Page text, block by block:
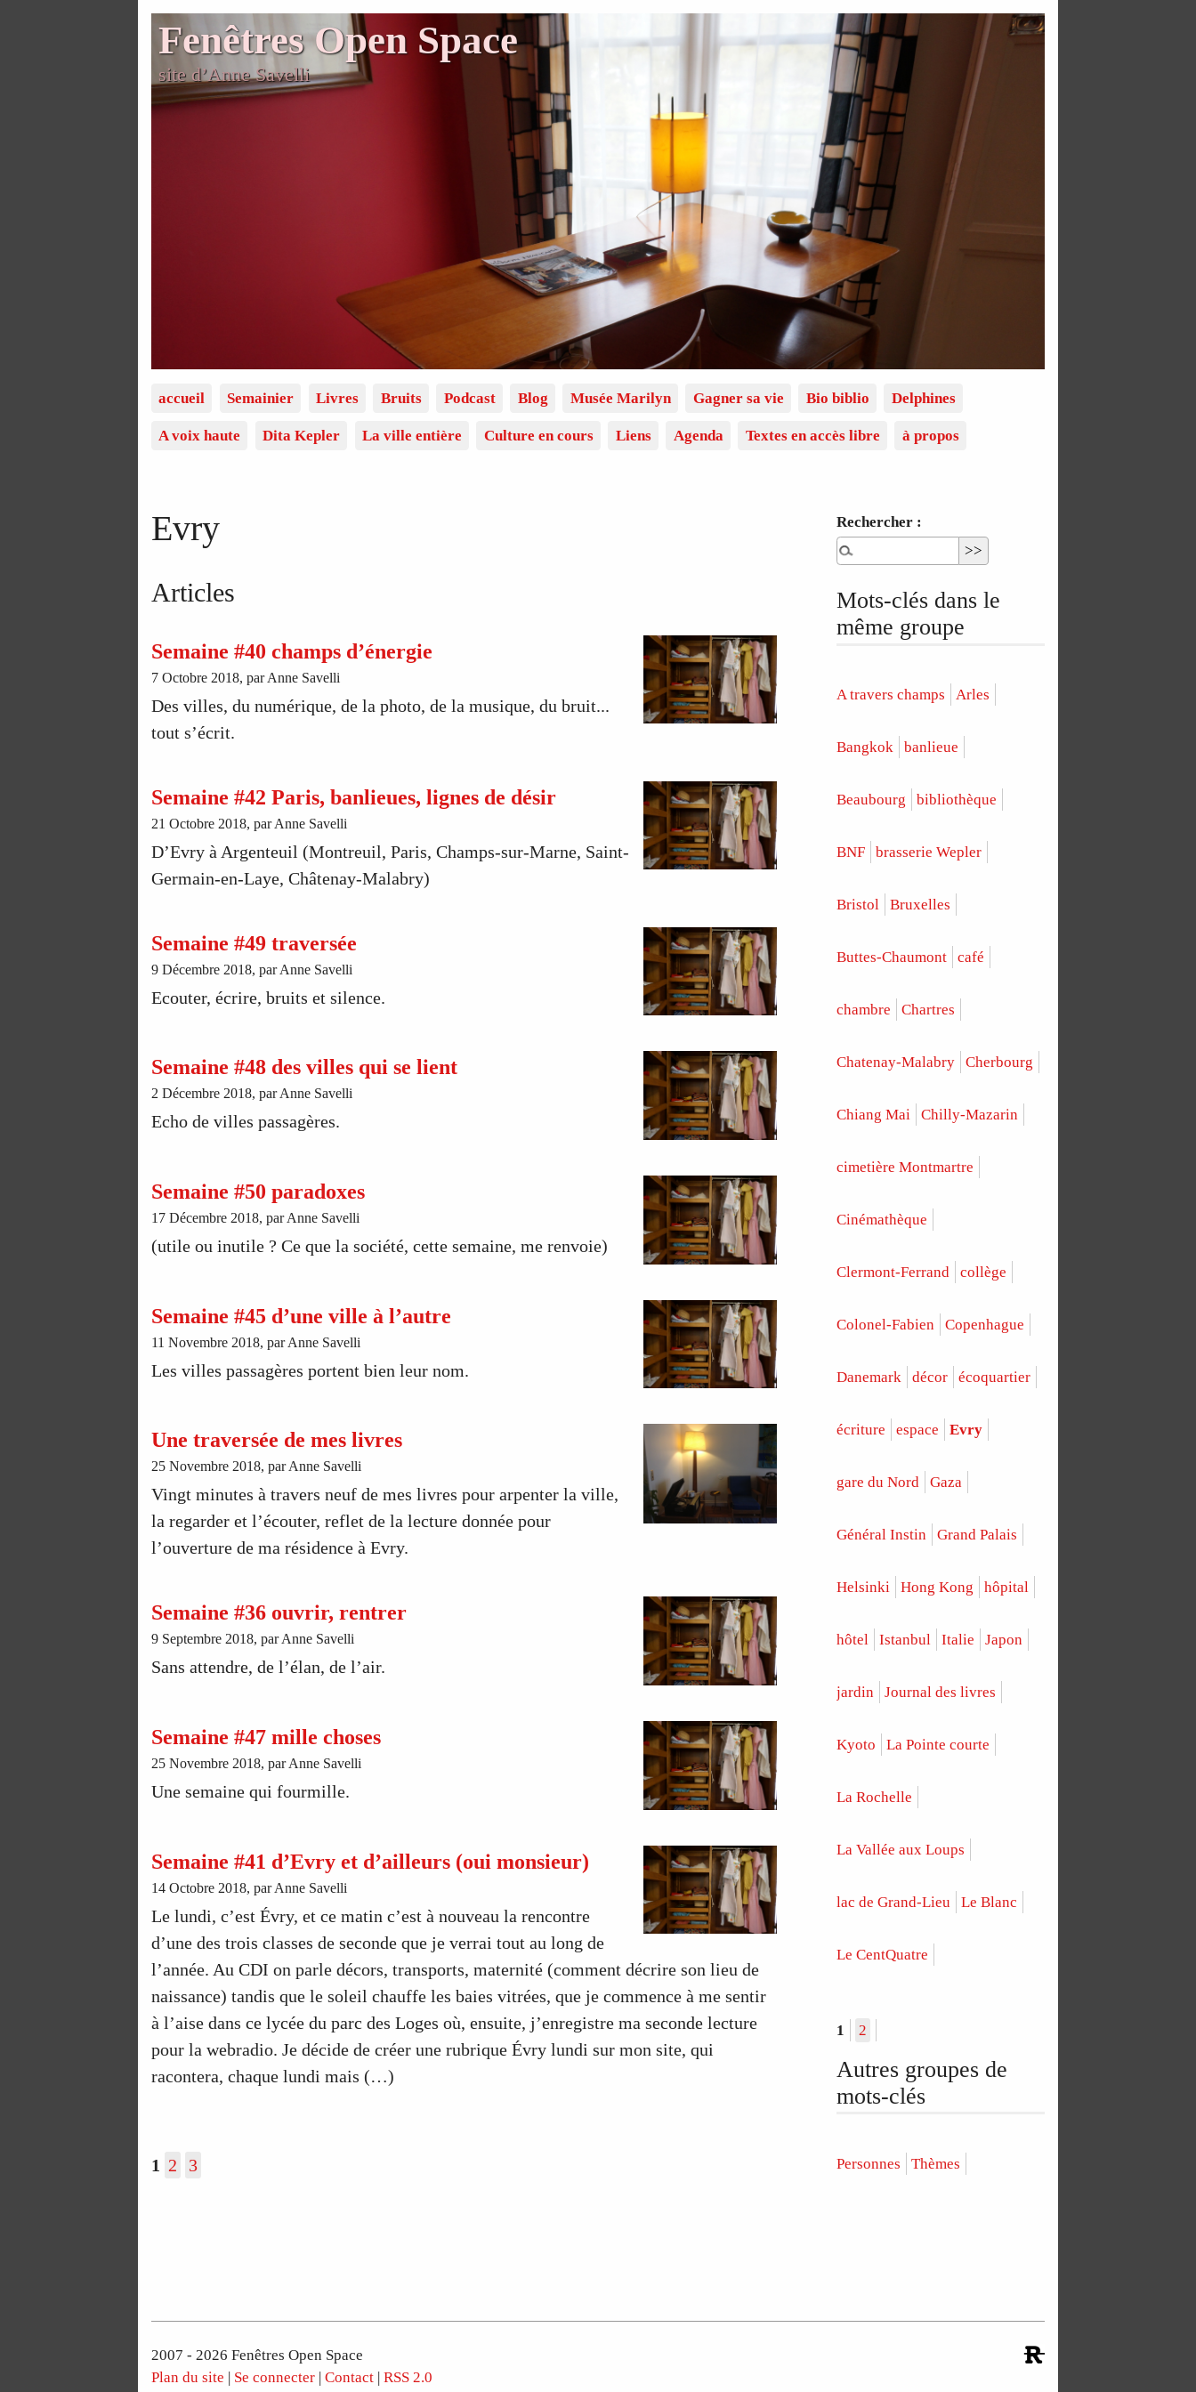
Fenêtres Open Space
site d’Anne Savelli
accueil Semainier Livres Bruits Podcast Blog Musée Marilyn Gagner sa vie Bio biblio Delphines
A voix haute Dita Kepler La ville entière Culture en cours Liens Agenda Textes en accès libre à propos
Evry
Articles
Semaine #40 champs d’énergie
7 Octobre 2018, par Anne Savelli
Des villes, du numérique, de la photo, de la musique, du bruit...
tout s’écrit.
Semaine #42 Paris, banlieues, lignes de désir
21 Octobre 2018, par Anne Savelli
D’Evry à Argenteuil (Montreuil, Paris, Champs-sur-Marne, Saint-
Germain-en-Laye, Châtenay-Malabry)
Semaine #49 traversée
9 Décembre 2018, par Anne Savelli
Ecouter, écrire, bruits et silence.
Semaine #48 des villes qui se lient
2 Décembre 2018, par Anne Savelli
Echo de villes passagères.
Semaine #50 paradoxes
17 Décembre 2018, par Anne Savelli
(utile ou inutile ? Ce que la société, cette semaine, me renvoie)
Semaine #45 d’une ville à l’autre
11 Novembre 2018, par Anne Savelli
Les villes passagères portent bien leur nom.
Une traversée de mes livres
25 Novembre 2018, par Anne Savelli
Vingt minutes à travers neuf de mes livres pour arpenter la ville,
la regarder et l’écouter, reflet de la lecture donnée pour
l’ouverture de ma résidence à Evry.
Semaine #36 ouvrir, rentrer
9 Septembre 2018, par Anne Savelli
Sans attendre, de l’élan, de l’air.
Semaine #47 mille choses
25 Novembre 2018, par Anne Savelli
Une semaine qui fourmille.
Semaine #41 d’Evry et d’ailleurs (oui monsieur)
14 Octobre 2018, par Anne Savelli
Le lundi, c’est Évry, et ce matin c’est à nouveau la rencontre
d’une des trois classes de seconde que je verrai tout au long de
l’année. Au CDI on parle décors, transports, maternité (comment décrire son lieu de
naissance) tandis que le soleil chauffe les baies vitrées, que je commence à me sentir
à l’aise dans ce lycée du parc des Loges où, ensuite, j’enregistre ma seconde lecture
pour la webradio. Je décide de créer une rubrique Évry lundi sur mon site, qui
racontera, chaque lundi mais (…)
1 2 3
Rechercher :
Mots-clés dans le
même groupe
A travers champs Arles
Bangkok banlieue
Beaubourg bibliothèque
BNF brasserie Wepler
Bristol Bruxelles
Buttes-Chaumont café
chambre Chartres
Chatenay-Malabry Cherbourg
Chiang Mai Chilly-Mazarin
cimetière Montmartre
Cinémathèque
Clermont-Ferrand collège
Colonel-Fabien Copenhague
Danemark décor écoquartier
écriture espace Evry
gare du Nord Gaza
Général Instin Grand Palais
Helsinki Hong Kong hôpital
hôtel Istanbul Italie Japon
jardin Journal des livres
Kyoto La Pointe courte
La Rochelle
La Vallée aux Loups
lac de Grand-Lieu Le Blanc
Le CentQuatre
1 2
Autres groupes de
mots-clés
Personnes Thèmes
2007 - 2026 Fenêtres Open Space
Plan du site | Se connecter| Contact| RSS 2.0